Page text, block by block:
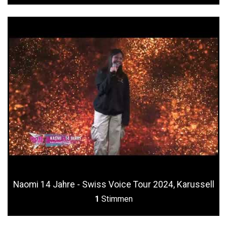
Naomi 14 Jahre - Swiss Voice Tour 2024, Karussell
1 Stimmen